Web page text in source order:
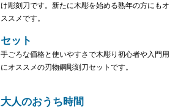
け彫刻刀です。新たに木彫を始める熟年の方にもオ
ススメです。
セット
手ごろな価格と使いやすさで木彫り初心者や入門用
にオススメの刃物鋼彫刻刀セットです。
大人のおうち時間